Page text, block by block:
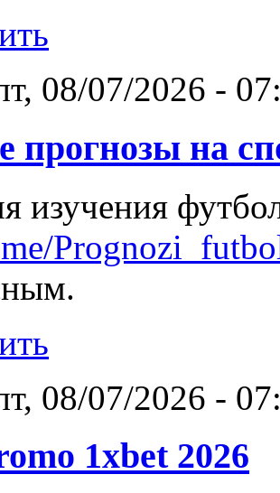
08/07/2026 -
прогнозы на
изучения
08/07/2026 -
1xbet 2026